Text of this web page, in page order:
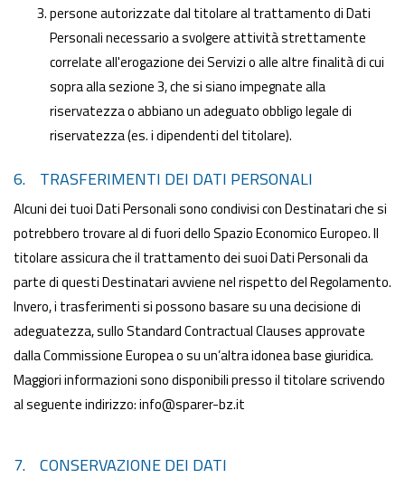
persone autorizzate dal titolare al trattamento di Dati
Personali necessario a svolgere attività strettamente
correlate all'erogazione dei Servizi o alle altre finalità di cui
sopra alla sezione 3, che si siano impegnate alla
riservatezza o abbiano un adeguato obbligo legale di
riservatezza (es. i dipendenti del titolare).
6. TRASFERIMENTI DEI DATI PERSONALI
Alcuni dei tuoi Dati Personali sono condivisi con Destinatari che si
potrebbero trovare al di fuori dello Spazio Economico Europeo. Il
titolare assicura che il trattamento dei suoi Dati Personali da
parte di questi Destinatari avviene nel rispetto del Regolamento.
Invero, i trasferimenti si possono basare su una decisione di
adeguatezza, sullo Standard Contractual Clauses approvate
dalla Commissione Europea o su un’altra idonea base giuridica.
Maggiori informazioni sono disponibili presso il titolare scrivendo
al seguente indirizzo: info@sparer-bz.it
7. CONSERVAZIONE DEI DATI